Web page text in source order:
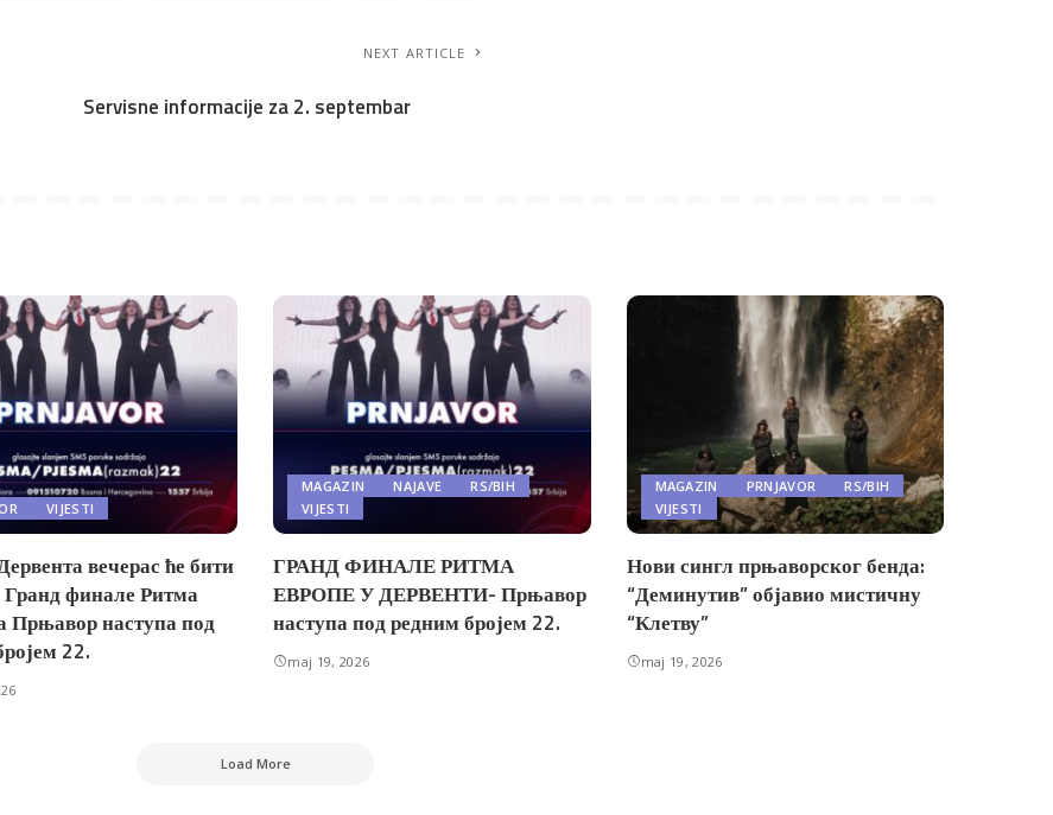
NEXT ARTICLE
Servisne informacije za 2. septembar
VIJESTI
вечерас ће бити
финале Ритма
Прњавор наступа под
22.
MAGAZIN NAJAVE
RS/BIH
VIJESTI
ГРАНД ФИНАЛЕ РИТМА
ЕВРОПЕ У ДЕРВЕНТИ- Прњавор
наступа под редним бројем 22.
maj 19, 2026
MAGAZIN PRNJAVOR
RS/BIH
VIJESTI
Нови сингл прњаворског бенда:
“Деминутив” објавио мистичну
“Клетву”
maj 19, 2026
Load More